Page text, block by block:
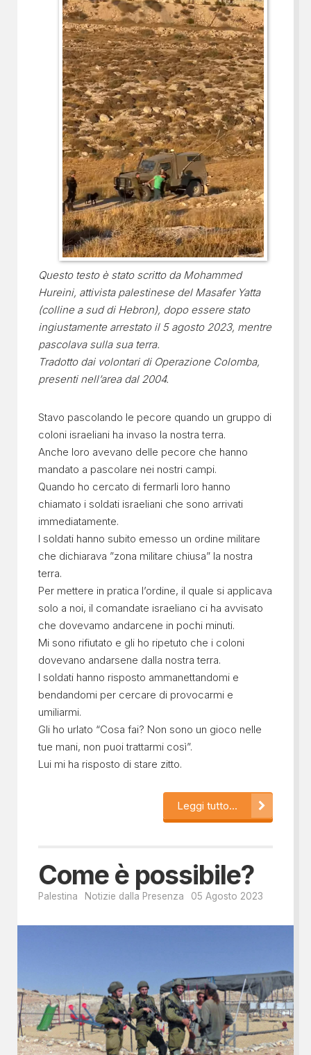
Questo testo è stato scritto da Mohammed
Hureini, attivista palestinese del Masafer Yatta
(colline a sud di Hebron), dopo essere stato
ingiustamente arrestato il 5 agosto 2023, mentre
pascolava sulla sua terra.
Tradotto dai volontari di Operazione Colomba,
presenti nell’area dal 2004.
Stavo pascolando le pecore quando un gruppo di
coloni israeliani ha invaso la nostra terra.
Anche loro avevano delle pecore che hanno
mandato a pascolare nei nostri campi.
Quando ho cercato di fermarli loro hanno
chiamato i soldati israeliani che sono arrivati
immediatamente.
I soldati hanno subito emesso un ordine militare
che dichiarava ”zona militare chiusa” la nostra
terra.
Per mettere in pratica l’ordine, il quale si applicava
solo a noi, il comandate israeliano ci ha avvisato
che dovevamo andarcene in pochi minuti.
Mi sono rifiutato e gli ho ripetuto che i coloni
dovevano andarsene dalla nostra terra.
I soldati hanno risposto ammanettandomi e
bendandomi per cercare di provocarmi e
umiliarmi.
Gli ho urlato “Cosa fai? Non sono un gioco nelle
tue mani, non puoi trattarmi così”.
Lui mi ha risposto di stare zitto.
Leggi tutto...
Come è possibile?
Palestina Notizie dalla Presenza 05 Agosto 2023